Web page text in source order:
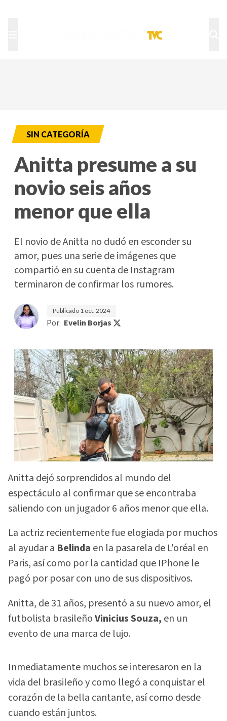
SIN CATEGORÍA
Anitta presume a su
novio seis años
menor que ella
El novio de Anitta no dudó en esconder su
amor, pues una serie de imágenes que
compartió en su cuenta de Instagram
terminaron de confirmar los rumores.
Publicado 1 oct. 2024
Por: Evelin Borjas
Anitta dejó sorprendidos al mundo del
espectáculo al confirmar que se encontraba
saliendo con un jugador 6 años menor que ella.
La actriz recientemente fue elogiada por muchos
al ayudar a Belinda en la pasarela de L'oréal en
Paris, así como por la cantidad que IPhone le
pagó por posar con uno de sus dispositivos.
Anitta, de 31 años, presentó a su nuevo amor, el
futbolista brasileñoVinicius Souza, en un
evento de una marca de lujo.
Inmediatamente muchos se interesaron en la
vida del brasileño y como llegó a conquistar el
corazón de la bella cantante, así como desde
cuando están juntos.